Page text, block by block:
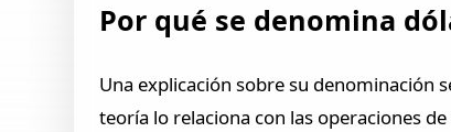
Por qué se denomina
Una explicación sobre su denominación
teoría lo relaciona con las operaciones